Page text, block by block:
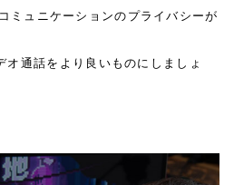
ミュニケーションのプライバシーが
通話をより良いものにしましょ